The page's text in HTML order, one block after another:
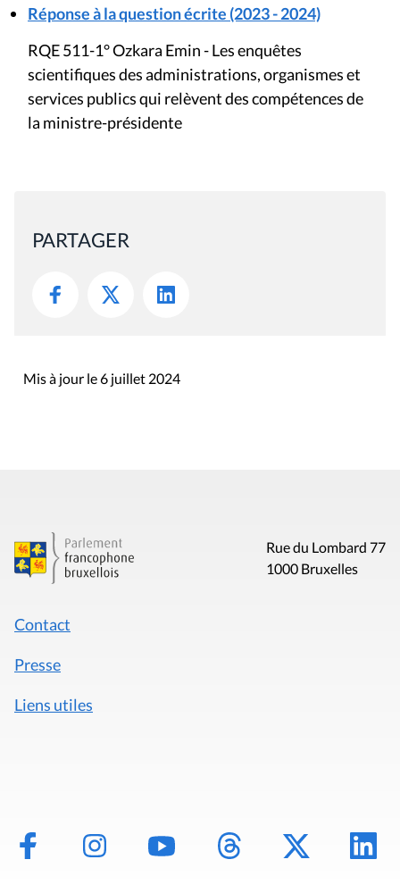
Réponse à la question écrite (2023 - 2024)
RQE 511-1° Ozkara Emin - Les enquêtes
scientifiques des administrations, organismes et
services publics qui relèvent des compétences de
la ministre-présidente
PARTAGER
Mis à jour le 6 juillet 2024
Rue du Lombard 77
1000 Bruxelles
Contact
Presse
Liens utiles